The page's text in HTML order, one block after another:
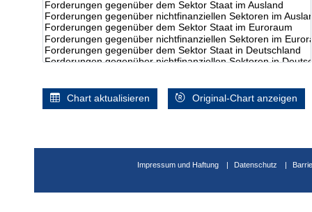
Chart aktualisieren Original-Chart anzeigen
Impressum und Haftung Datenschutz